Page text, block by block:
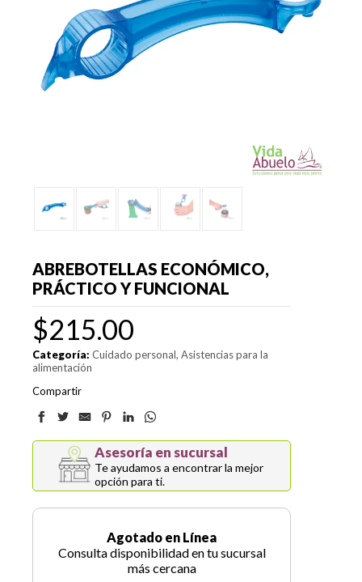
ABREBOTELLAS ECONÓMICO,
PRÁCTICO Y FUNCIONAL
$215.00
Categoría: Cuidado personal Asistencias para la
alimentación
Compartir
Asesoría en sucursal
Te ayudamos a encontrar la mejor
opción para ti.
Agotado en Línea
Consulta disponibilidad en tu sucursal
más cercana